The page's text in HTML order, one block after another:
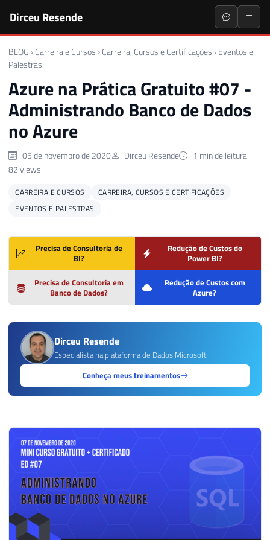
Dirceu Resende
BLOG › Carreira e Cursos › Carreira, Cursos e Certificações › Eventos e
Palestras
Azure na Prática Gratuito #07 -
Administrando Banco de Dados
no Azure
05 de novembro de 2020 Dirceu Resende
1 min de leitura
82 views
CARREIRA E CURSOS
CARREIRA, CURSOS E CERTIFICAÇÕES
EVENTOS E PALESTRAS
Precisa de Consultoria de
BI?
Redução de Custos do
Power BI?
Precisa de Consultoria em
Banco de Dados?
Redução de Custos com
Azure?
Dirceu Resende
Especialista na plataforma de Dados Microsoft
Conheça meus treinamentos